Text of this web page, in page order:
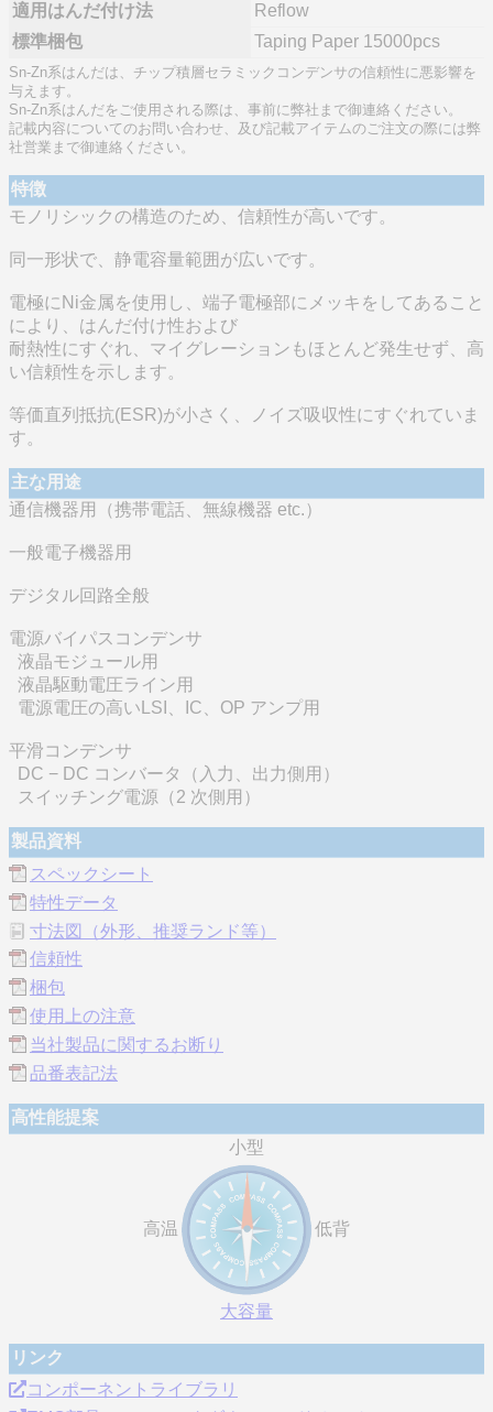
適用はんだ付け法
Reflow
標準梱包
Taping Paper 15000pcs
Sn-Zn系はんだは、チップ積層セラミックコンデンサの信頼性に悪影響を
与えます。
Sn-Zn系はんだをご使用される際は、事前に弊社まで御連絡ください。
記載内容についてのお問い合わせ、及び記載アイテムのご注文の際には弊
社営業まで御連絡ください。
特徴
モノリシックの構造のため、信頼性が高いです。
同一形状で、静電容量範囲が広いです。
電極にNi金属を使用し、端子電極部にメッキをしてあること
により、はんだ付け性および
耐熱性にすぐれ、マイグレーションもほとんど発生せず、高
い信頼性を示します。
等価直列抵抗(ESR)が小さく、ノイズ吸収性にすぐれていま
す。
主な用途
通信機器用（携帯電話、無線機器 etc.）
一般電子機器用
デジタル回路全般
電源バイパスコンデンサ
液晶モジュール用
液晶駆動電圧ライン用
電源電圧の高いLSI、IC、OP アンプ用
平滑コンデンサ
DC − DC コンバータ（入力、出力側用）
スイッチング電源（2 次側用）
製品資料
スペックシート
特性データ
寸法図（外形、推奨ランド等）
信頼性
梱包
使用上の注意
当社製品に関するお断り
品番表記法
高性能提案
小型
高温 低背
大容量
リンク
コンポーネントライブラリ